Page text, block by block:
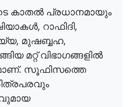
കാതൽ പ്രധാനമായും
, റാഫിദി,
, മുഷബ്ബഹ,
മറ്റ് വിഭാഗങ്ങളിൽ
. സൂഫിസത്തെ